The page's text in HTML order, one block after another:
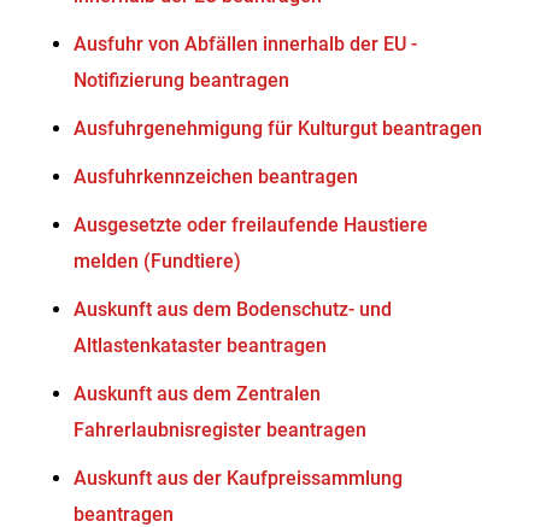
Ausfuhr von Abfällen innerhalb der EU -
Notifizierung beantragen
Ausfuhrgenehmigung für Kulturgut beantragen
Ausfuhrkennzeichen beantragen
Ausgesetzte oder freilaufende Haustiere
melden (Fundtiere)
Auskunft aus dem Bodenschutz- und
Altlastenkataster beantragen
Auskunft aus dem Zentralen
Fahrerlaubnisregister beantragen
Auskunft aus der Kaufpreissammlung
beantragen